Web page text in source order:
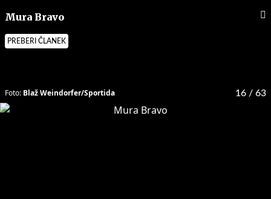
Mura Bravo
PREBERI ČLANEK
16 / 63
Foto: Blaž Weindorfer/Sportida